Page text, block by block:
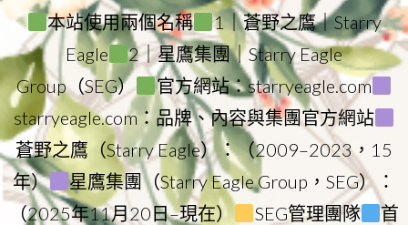
本站使用兩個名稱
1｜蒼野之鷹｜Starry
Eagle
2｜星鷹集團｜Starry Eagle
Group（SEG）
官方網站：starryeagle.com
starryeagle.com：品牌、內容與集團官方網站
蒼野之鷹（Starry Eagle）：（2009–2023，15
年）
星鷹集團（Starry Eagle Group，SEG）：
（2025年11月20日–現在）
SEG管理團隊
首